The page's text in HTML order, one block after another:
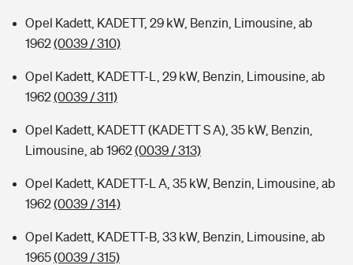
Opel Kadett, KADETT, 29 kW, Benzin, Limousine, ab
1962(0039 / 310)
Opel Kadett, KADETT-L, 29 kW, Benzin, Limousine, ab
1962(0039 / 311)
Opel Kadett, KADETT (KADETT S A), 35 kW, Benzin,
Limousine, ab 1962(0039 / 313)
Opel Kadett, KADETT-L A, 35 kW, Benzin, Limousine, ab
1962(0039 / 314)
Opel Kadett, KADETT-B, 33 kW, Benzin, Limousine, ab
1965(0039 / 315)